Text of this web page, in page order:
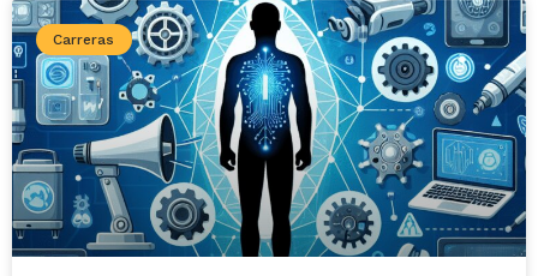
Carreras